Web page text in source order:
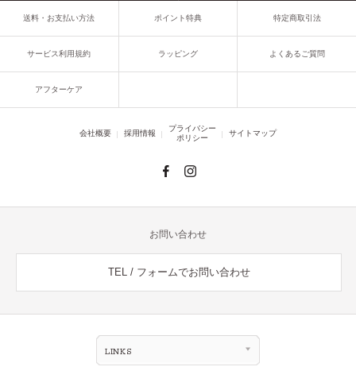
送料・お支払い方法 ポイント特典 特定商取引法
サービス利用規約 ラッピング よくあるご質問
アフターケア
会社概要 採用情報
プライバシー
ポリシー
サイトマップ
お問い合わせ
TEL / フォームでお問い合わせ
LINKS